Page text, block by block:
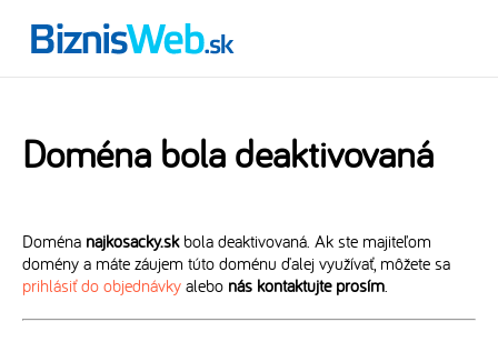
Doména bola deaktivovaná
Doména najkosacky.skbola deaktivovaná. Ak ste majiteľom
domény a máte záujem túto doménu ďalej využívať, môžete sa
prihlásiť do objednávky alebo nás kontaktujte prosím.